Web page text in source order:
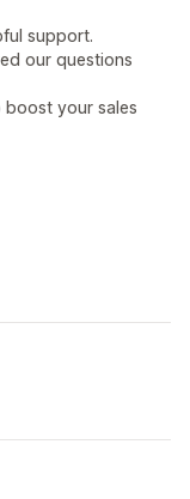
support.
our questions
boost your sales